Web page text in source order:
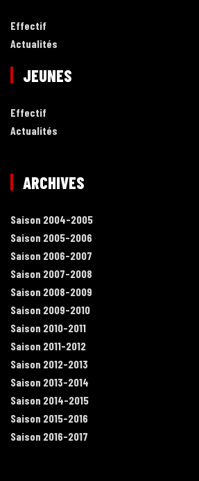
Effectif
Actualités
JEUNES
Effectif
Actualités
ARCHIVES
Saison 2004-2005
Saison 2005-2006
Saison 2006-2007
Saison 2007-2008
Saison 2008-2009
Saison 2009-2010
Saison 2010-2011
Saison 2011-2012
Saison 2012-2013
Saison 2013-2014
Saison 2014-2015
Saison 2015-2016
Saison 2016-2017